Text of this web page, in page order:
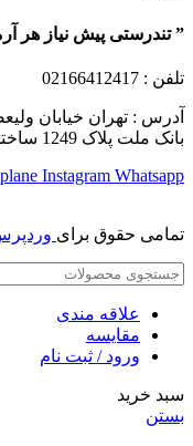
” تندرستی پیش نیاز هر
تلفن : 02166412417
آدرس : تهران خیابان
بانک ملت پلاک 1249 ساختمان کشمیر طبقه سوم واحد 2
Instagram Whatsapp
تمامی حقوق برای
علاقه مندی
مقایسه
ورود / ثبت نام
سبد خرید
بستن